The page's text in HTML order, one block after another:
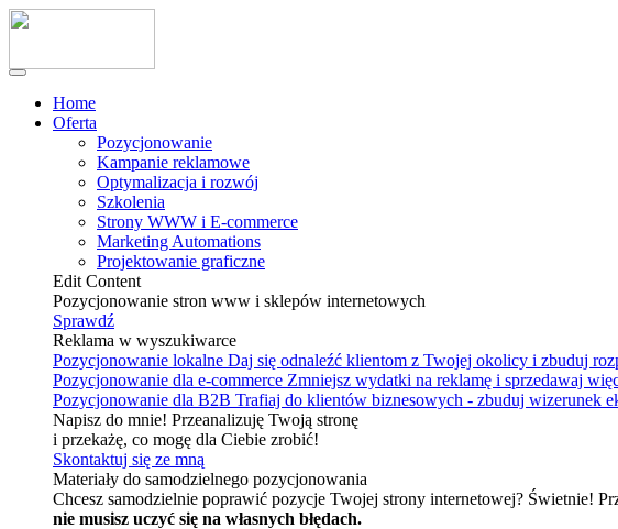
Home
Oferta
Pozycjonowanie
Kampanie reklamowe
Optymalizacja i rozwój
Szkolenia
Strony WWW i E-commerce
Marketing Automations
Projektowanie graficzne
Edit Content
Pozycjonowanie stron www i sklepów internetowych
Sprawdź
Reklama w wyszukiwarce
Pozycjonowanie lokalne Daj się odnaleźć klientom z Twojej okolicy i zbuduj
Pozycjonowanie dla e-commerce Zmniejsz wydatki na reklamę i sprzedawaj
Pozycjonowanie dla B2B Trafiaj do klientów biznesowych - zbuduj wizerunek
Napisz do mnie! Przeanalizuję Twoją stronę
i przekażę, co mogę dla Ciebie zrobić!
Skontaktuj się ze mną
Materiały do samodzielnego pozycjonowania
Chcesz samodzielnie poprawić pozycje Twojej strony internetowej? Świetnie!
nie musisz uczyć się na własnych błędach.